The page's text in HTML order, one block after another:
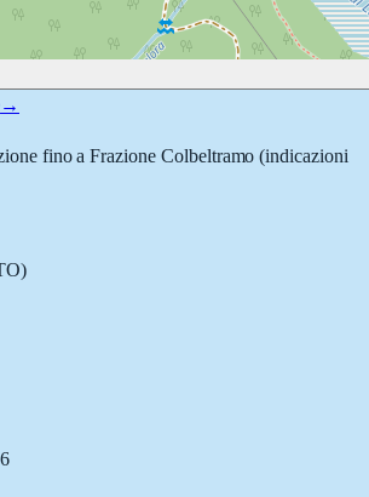
→
fino aFrazione Colbeltramo (indicazioni
)